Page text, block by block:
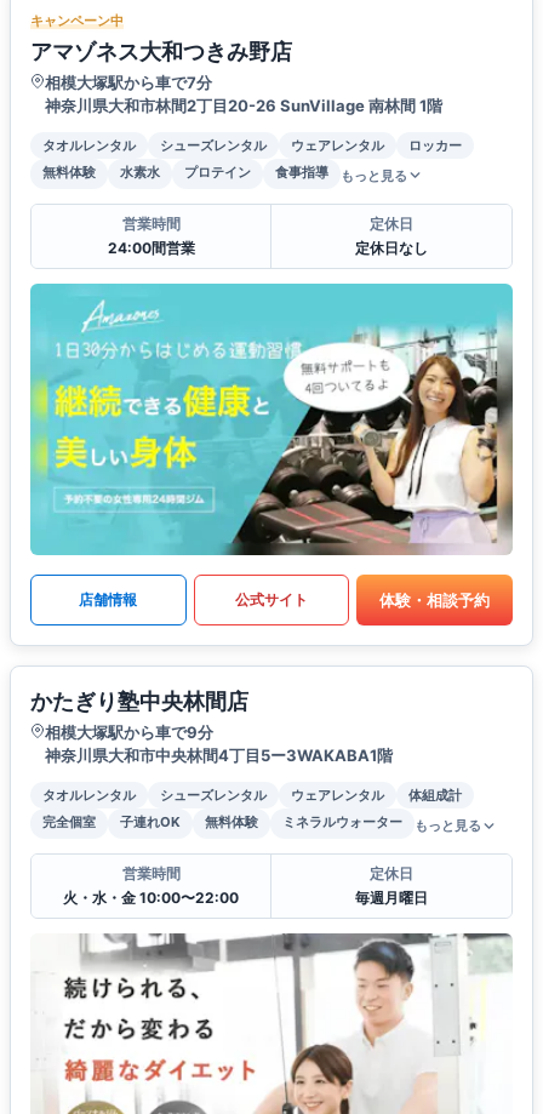
キャンペーン中
アマゾネス大和つきみ野店
相模大塚駅から車で7分
神奈川県大和市林間2丁目20-26 SunVillage 南林間 1階
タオルレンタル シューズレンタル ウェアレンタル
ロッカー
無料体験
水素水 プロテイン 食事指導 もっと見る
営業時間
24:00間営業
定休日
定休日なし
店舗情報 公式サイト 体験・相談予約
かたぎり塾中央林間店
相模大塚駅から車で9分
神奈川県大和市中央林間4丁目5ー3WAKABA1階
タオルレンタル シューズレンタル ウェアレンタル
体組成計
完全個室
子連れOK 無料体験 ミネラルウォーター もっと見る
営業時間
火・水・金 10:00〜22:00
定休日
毎週月曜日